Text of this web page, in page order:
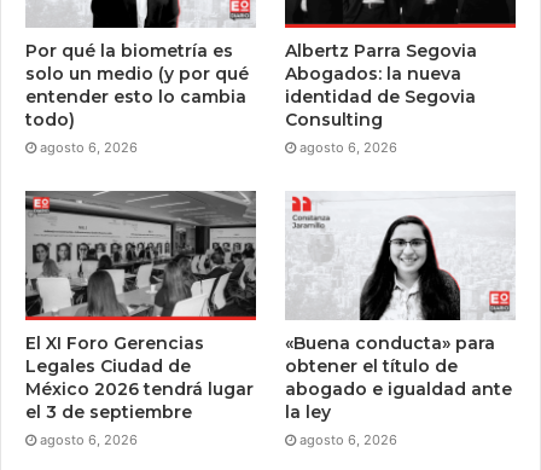
Por qué la biometría es
solo un medio (y por qué
entender esto lo cambia
todo)
agosto 6, 2026
Albertz Parra Segovia
Abogados: la nueva
identidad de Segovia
Consulting
agosto 6, 2026
El XI Foro Gerencias
Legales Ciudad de
México 2026 tendrá lugar
el 3 de septiembre
agosto 6, 2026
«Buena conducta» para
obtener el título de
abogado e igualdad ante
la ley
agosto 6, 2026